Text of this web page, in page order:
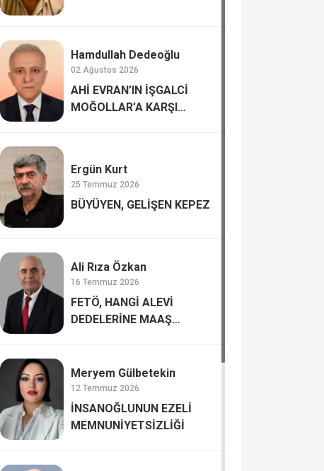
Hamdullah Dedeoğlu
02 Ağustos 2026
AHİ EVRAN’IN İŞGALCİ
MOĞOLLAR’A KARŞI
Ergün Kurt
25 Temmuz 2026
BÜYÜYEN, GELİŞEN KEPEZ
Ali Rıza Özkan
16 Temmuz 2026
FETÖ, HANGİ ALEVİ
DEDELERİNE MAAŞ
Meryem Gülbetekin
12 Temmuz 2026
İNSANOĞLUNUN EZELİ
MEMNUNİYETSİZLİĞİ